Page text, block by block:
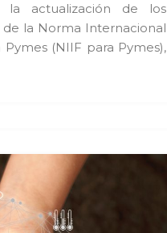
la actualización de los
la Norma Internacional
(NIIF para Pymes),